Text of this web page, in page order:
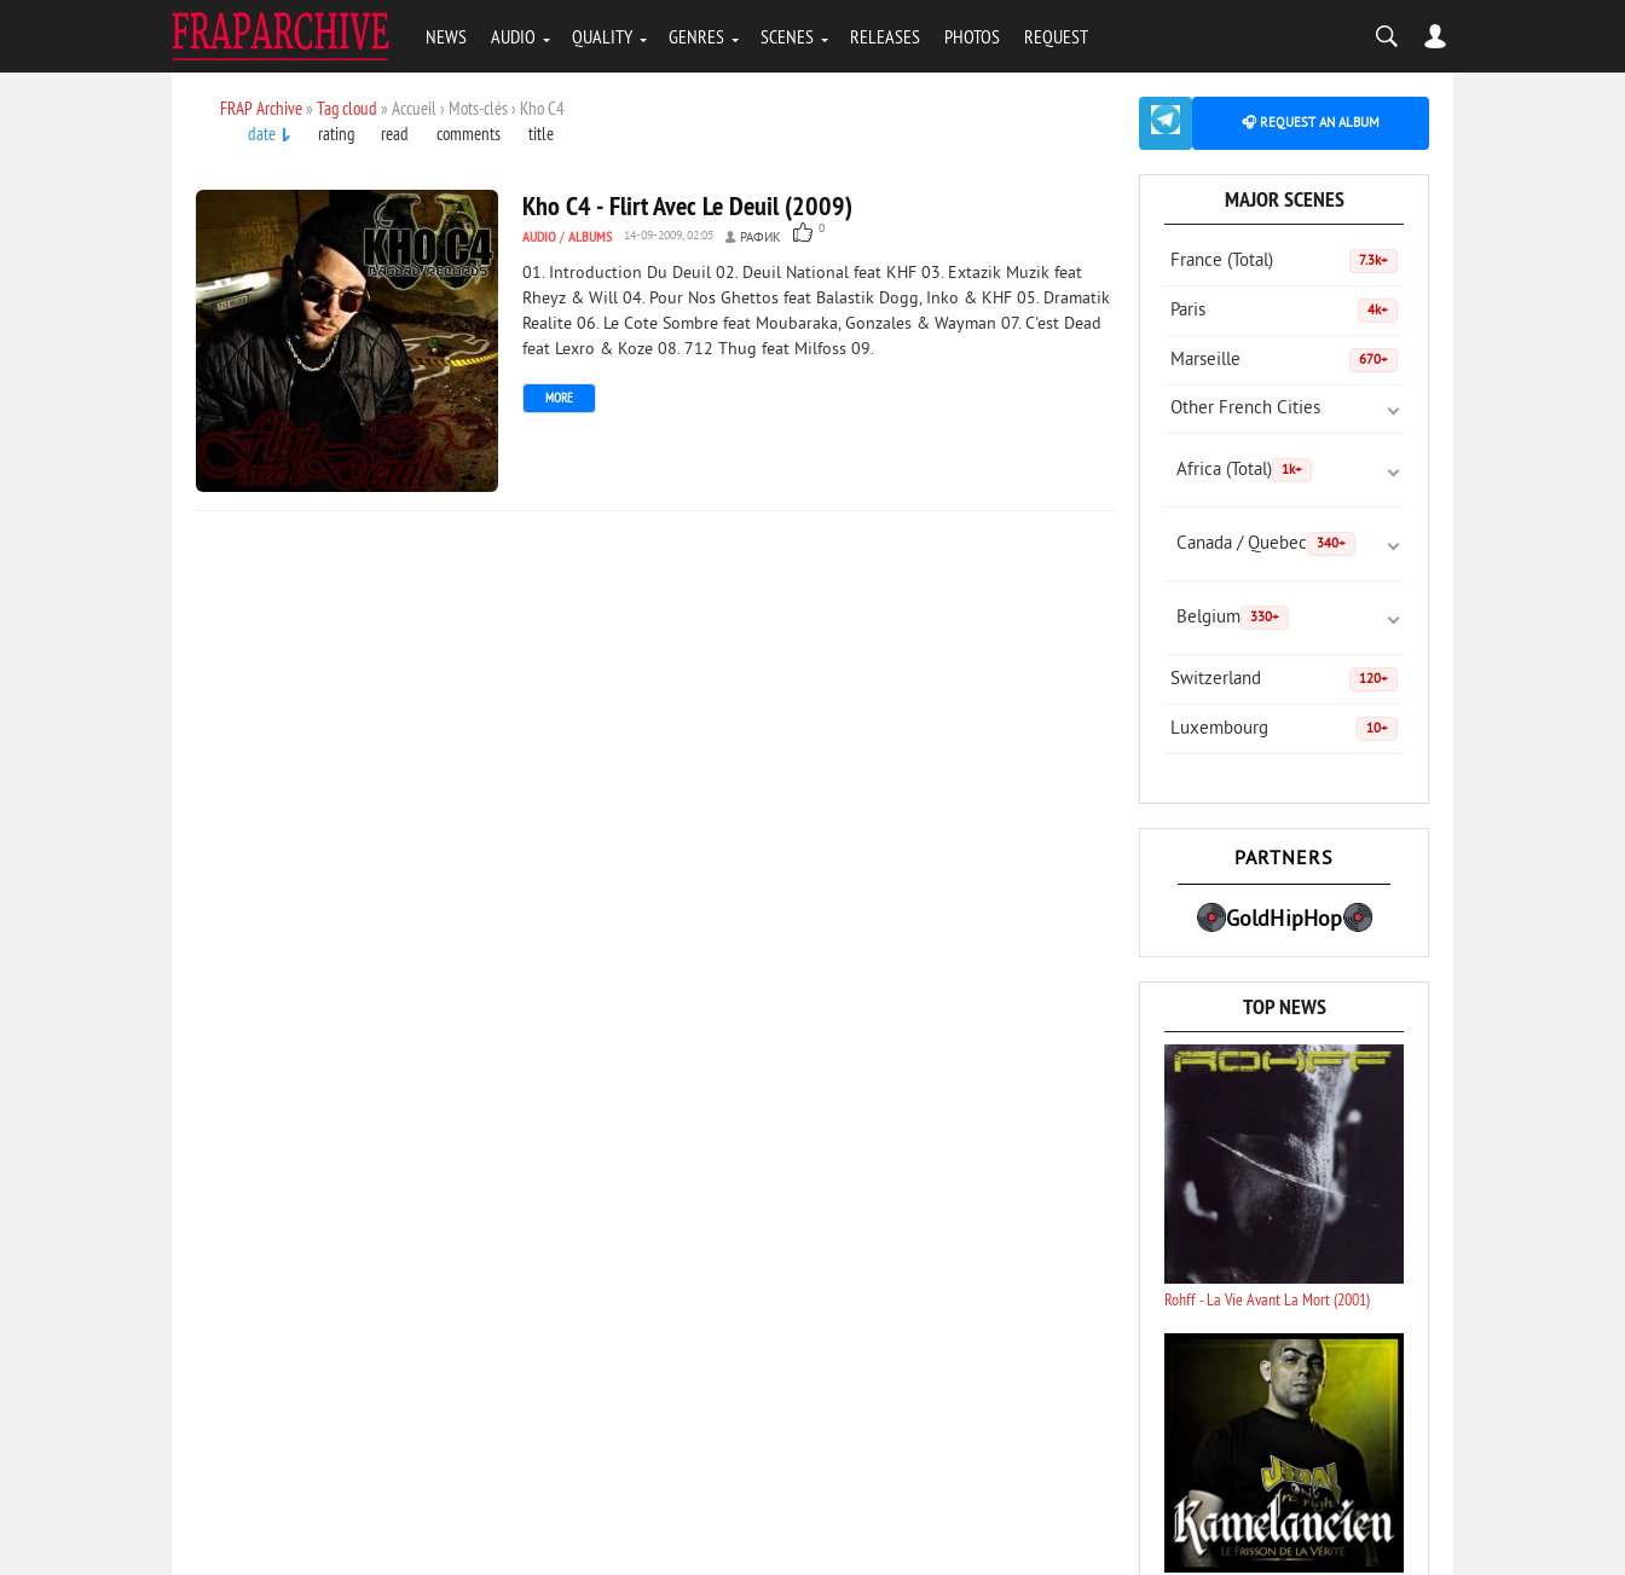
NEWS AUDIO QUALITY GENRES SCENES RELEASES PHOTOS REQUEST
FRAP Archive» Tag cloud » Accueil › Mots-clés › Kho C4
date
rating read comments title
Kho C4 - Flirt Avec Le Deuil (2009)
AUDIO / ALBUMS 14-09-2009, 02:05 РАФИК
0
01. Introduction Du Deuil 02. Deuil National feat KHF 03. Extazik Muzik feat
Rheyz & Will 04. Pour Nos Ghettos feat Balastik Dogg, Inko & KHF 05. Dramatik
Realite 06. Le Cote Sombre feat Moubaraka, Gonzales & Wayman 07. C'est Dead
feat Lexro & Koze 08. 712 Thug feat Milfoss 09.
MORE
🎧 REQUEST AN ALBUM
MAJOR SCENES
France (Total) 7.3k+
Paris 4k+
Marseille 670+
Other French Cities
Africa (Total) 1k+
Canada / Quebec 340+
Belgium 330+
Switzerland 120+
Luxembourg 10+
PARTNERS
GoldHipHop
TOP NEWS
Rohff - La Vie Avant La Mort (2001)